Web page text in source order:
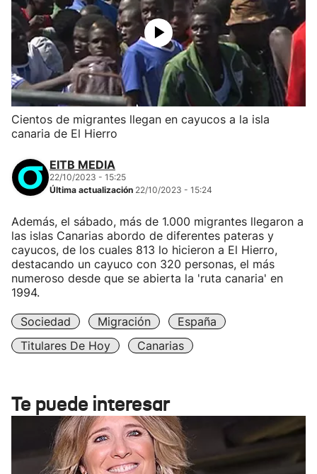
Cientos de migrantes llegan en cayucos a la isla
canaria de El Hierro
EITB MEDIA
22/10/2023 - 15:25
Última actualización 22/10/2023 - 15:24
Además, el sábado, más de 1.000 migrantes llegaron a
las islas Canarias abordo de diferentes pateras y
cayucos, de los cuales 813 lo hicieron a El Hierro,
destacando un cayuco con 320 personas, el más
numeroso desde que se abierta la 'ruta canaria' en
1994.
Sociedad Migración
España
Titulares De Hoy
Canarias
Te puede interesar